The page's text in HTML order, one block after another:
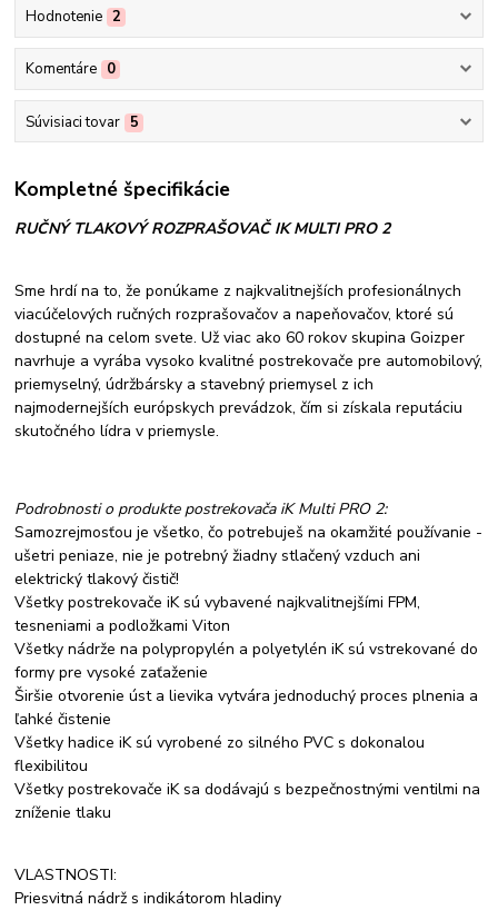
Hodnotenie 2
Komentáre 0
Súvisiaci tovar 5
Kompletné špecifikácie
RUČNÝ TLAKOVÝ ROZPRAŠOVAČ IK MULTI PRO 2
Sme hrdí na to, že ponúkame z najkvalitnejších profesionálnych
viacúčelových ručných rozprašovačov a napeňovačov, ktoré sú
dostupné na celom svete. Už viac ako 60 rokov skupina Goizper
navrhuje a vyrába vysoko kvalitné postrekovače pre automobilový,
priemyselný, údržbársky a stavebný priemysel z ich
najmodernejších európskych prevádzok, čím si získala reputáciu
skutočného lídra v priemysle.
Podrobnosti o produkte postrekovača iK Multi PRO 2:
Samozrejmosťou je všetko, čo potrebuješ na okamžité používanie -
ušetri peniaze, nie je potrebný žiadny stlačený vzduch ani
elektrický tlakový čistič!
Všetky postrekovače iK sú vybavené najkvalitnejšími FPM,
tesneniami a podložkami Viton
Všetky nádrže na polypropylén a polyetylén iK sú vstrekované do
formy pre vysoké zaťaženie
Širšie otvorenie úst a lievika vytvára jednoduchý proces plnenia a
ľahké čistenie
Všetky hadice iK sú vyrobené zo silného PVC s dokonalou
flexibilitou
Všetky postrekovače iK sa dodávajú s bezpečnostnými ventilmi na
zníženie tlaku
VLASTNOSTI:
Priesvitná nádrž s indikátorom hladiny